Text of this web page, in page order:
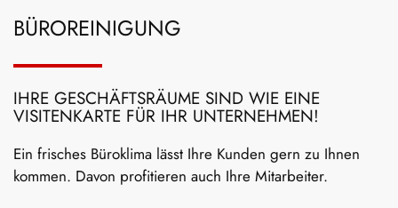
BÜROREINIGUNG
IHRE GESCHÄFTSRÄUME SIND WIE EINE
VISITENKARTE FÜR IHR UNTERNEHMEN!
Ein frisches Büroklima lässt Ihre Kunden gern zu Ihnen
kommen. Davon profitieren auch Ihre Mitarbeiter.